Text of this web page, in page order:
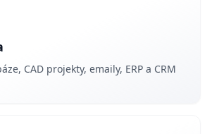
CAD projekty, emaily, ERP a CRM